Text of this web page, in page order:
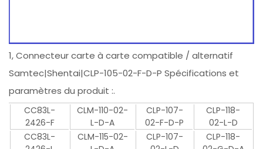
1, Connecteur carte à carte compatible / alternatif
Samtec|Shentai|CLP-105-02-F-D-P Spécifications et
paramètres du produit :.
CC83L-
2426-F
CLM-110-02-
L-D-A
CLP-107-
02-F-D-P
CLP-118-
02-L-D
CC83L-
CLM-115-02-
CLP-107-
CLP-118-